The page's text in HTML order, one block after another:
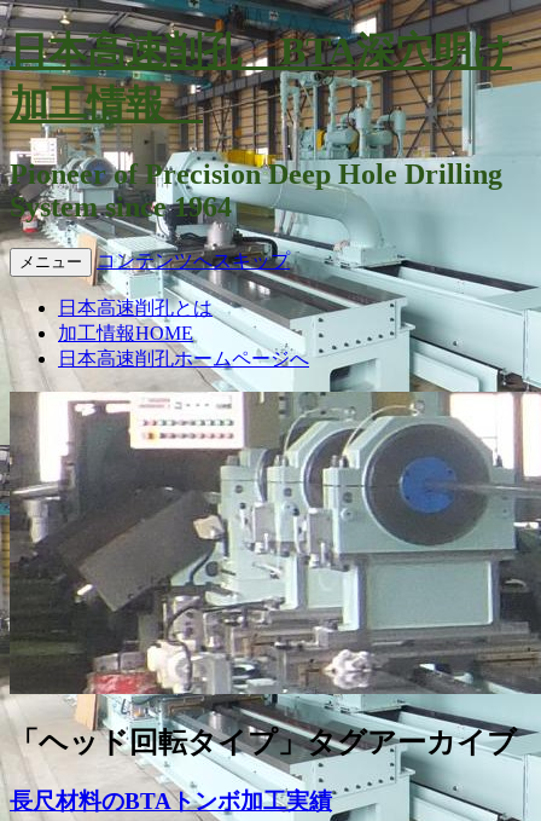
日本高速削孔 BTA深穴明け
加工情報
Pioneer of Precision Deep Hole Drilling
System since 1964
メニュー コンテンツへスキップ
日本高速削孔とは
加工情報HOME
日本高速削孔ホームページへ
「ヘッド回転タイプ」タグアーカイブ
長尺材料のBTAトンボ加工実績